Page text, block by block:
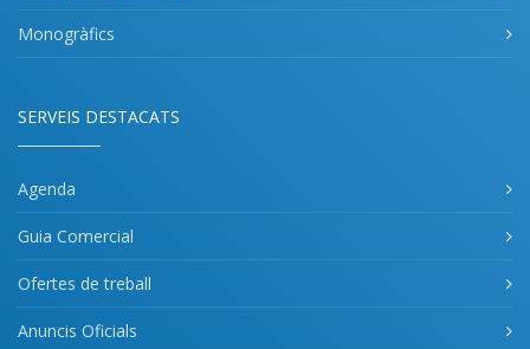
Monogràfics
SERVEIS DESTACATS
Agenda
Guia Comercial
Ofertes de treball
Anuncis Oficials